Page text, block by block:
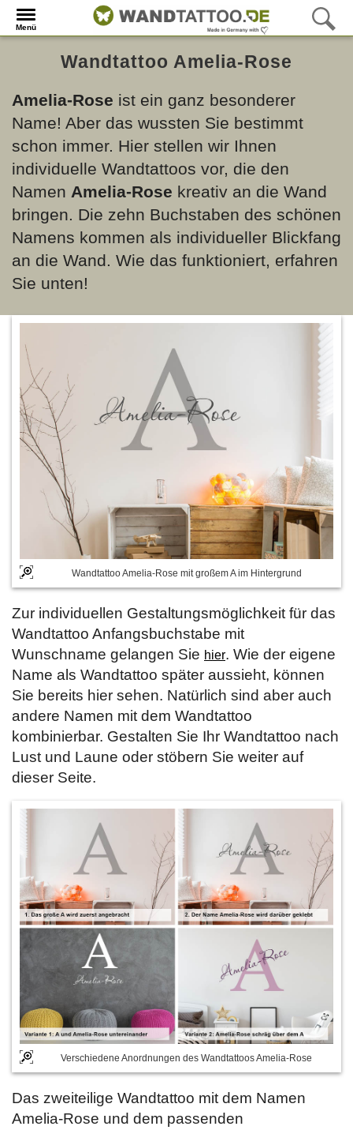
Menü
Wandtattoo Amelia-Rose
Amelia-Rose ist ein ganz besonderer
Name! Aber das wussten Sie bestimmt
schon immer. Hier stellen wir Ihnen
individuelle Wandtattoos vor, die den
Namen Amelia-Rose kreativ an die Wand
bringen. Die zehn Buchstaben des schönen
Namens kommen als individueller Blickfang
an die Wand. Wie das funktioniert, erfahren
Sie unten!
Wandtattoo Amelia-Rose mit großem A im Hintergrund
Zur individuellen Gestaltungsmöglichkeit für das
Wandtattoo Anfangsbuchstabe mit
Wunschname gelangen Sie hier. Wie der eigene
Name als Wandtattoo später aussieht, können
Sie bereits hier sehen. Natürlich sind aber auch
andere Namen mit dem Wandtattoo
kombinierbar. Gestalten Sie Ihr Wandtattoo nach
Lust und Laune oder stöbern Sie weiter auf
dieser Seite.
Verschiedene Anordnungen des Wandtattoos Amelia-Rose
Das zweiteilige Wandtattoo mit dem Namen
Amelia-Rose und dem passenden